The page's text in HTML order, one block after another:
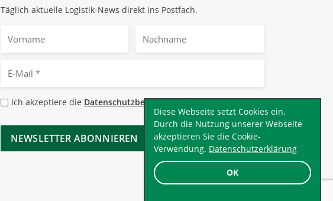
OK
Diese Webseite setzt Cookies ein.
Durch die Nutzung unserer Webseite
akzeptieren Sie die Cookie-
Verwendung. Datenschutzerklärung
Täglich aktuelle Logistik-News direkt ins Postfach.
Mail
Datenschutzbestimmungen
Ich akzeptiere die Datenschutzbestimmungen.*
CAPTCHA